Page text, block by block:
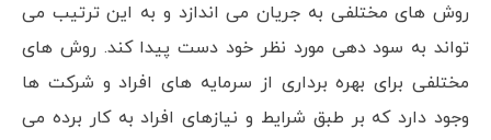
روش های مختلفی به جریان می اندازد و به این ترتیب می
تواند به سود دهی مورد نظر خود دست پیدا کند. روش های
مختلفی برای بهره برداری از سرمایه های افراد و شرکت ها
وجود دارد که بر طبق شرایط و نیازهای افراد به کار برده می